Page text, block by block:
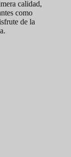
calidad,
como
de la